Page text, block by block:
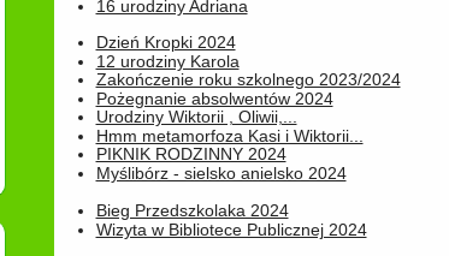
16 urodziny Adriana
Dzień Kropki 2024
12 urodziny Karola
Zakończenie roku szkolnego 2023/2024
Pożegnanie absolwentów 2024
Urodziny Wiktorii , Oliwii,...
Hmm metamorfoza Kasi i Wiktorii...
PIKNIK RODZINNY 2024
Myślibórz - sielsko anielsko 2024
Bieg Przedszkolaka 2024
Wizyta w Bibliotece Publicznej 2024